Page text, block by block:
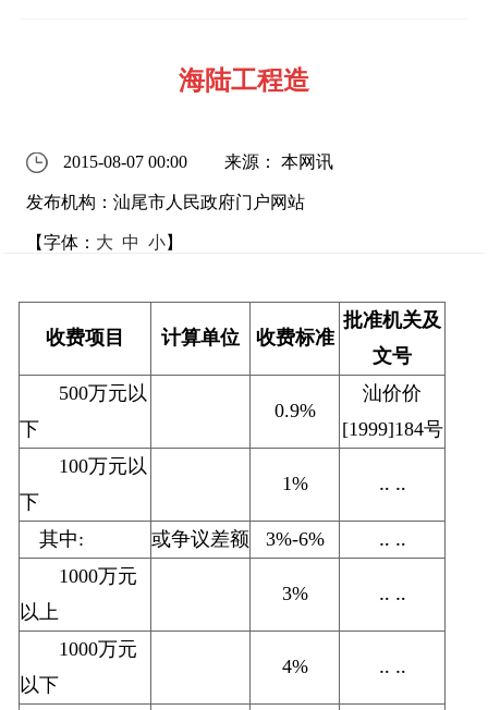
海陆工程造
2015-08-07 00:00 来源： 本网讯
发布机构：汕尾市人民政府门户网站
【字体： 大 中 小】
收费项目 计算单位 收费标准
批准机关及
文号
500万元以
下
0.9%
汕价价
[1999]184号
100万元以
下
1% ‥ ‥
其中: 或争议差额 3%-6%
‥ ‥
1000万元
以上
3% ‥ ‥
1000万元
以下
4% ‥ ‥